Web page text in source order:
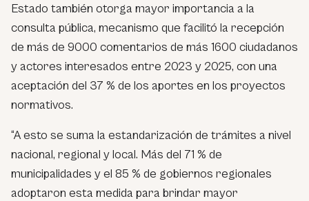
Estado también otorga mayor importancia a la
consulta pública, mecanismo que facilitó la recepción
de más de 9000 comentarios de más 1600 ciudadanos
y actores interesados entre 2023 y 2025, con una
aceptación del 37 % de los aportes en los proyectos
normativos.
“A esto se suma la estandarización de trámites a nivel
nacional, regional y local. Más del 71 % de
municipalidades y el 85 % de gobiernos regionales
adoptaron esta medida para brindar mayor